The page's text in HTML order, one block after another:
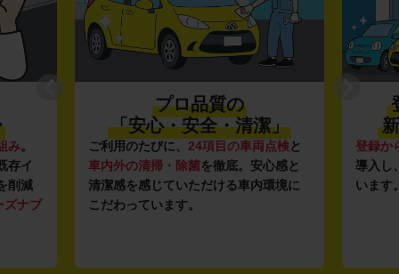
み。
存イ
削減
ズナブ
プロ品質の
「安心・安全・清潔」
ご利用のたびに、 24項目の車両点検と
車内外の清掃・除菌を徹底。安心感と
清潔感を感じていただける車内環境に
こだわっています。
登録か
導入し
います